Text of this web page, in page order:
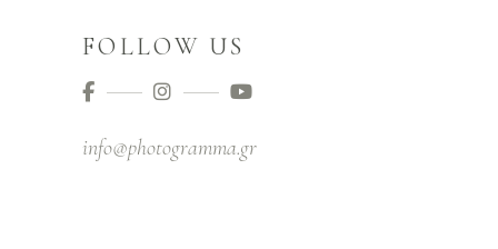
FOLLOW US
info@photogramma.gr